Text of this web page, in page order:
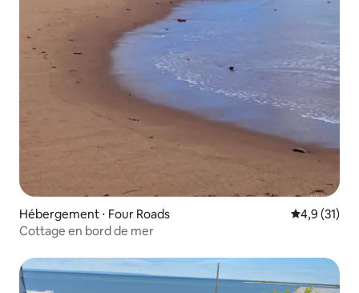
Hébergement ⋅ Four Roads Évaluation
4,9 (31)
Cottage en bord de mer